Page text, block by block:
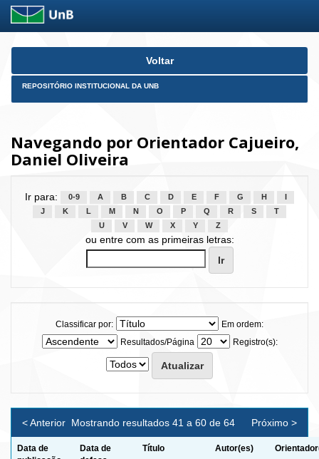
Skip
Voltar
REPOSITÓRIO INSTITUCIONAL DA UNB
Navegando por Orientador Cajueiro,
Daniel Oliveira
Ir para: 0-9 A B C D E F G H
J
K L M N O P Q R S
T
U
V W X Y Z
ou entre com as primeiras letras:
Classificar por:
Em ordem:
Resultados/Página
Registro(s):
Mostrando resultados 41 a 60 de 64
< Anterior Próximo >
Data de
Data de
Título Autor(es)